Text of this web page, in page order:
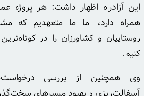
این آزادراه اظهار داشت: هر پروژه
همراه دارد، اما ما متعهدیم که
روستاییان و کشاورزان را در
کنیم.
وی همچنین از بررسی